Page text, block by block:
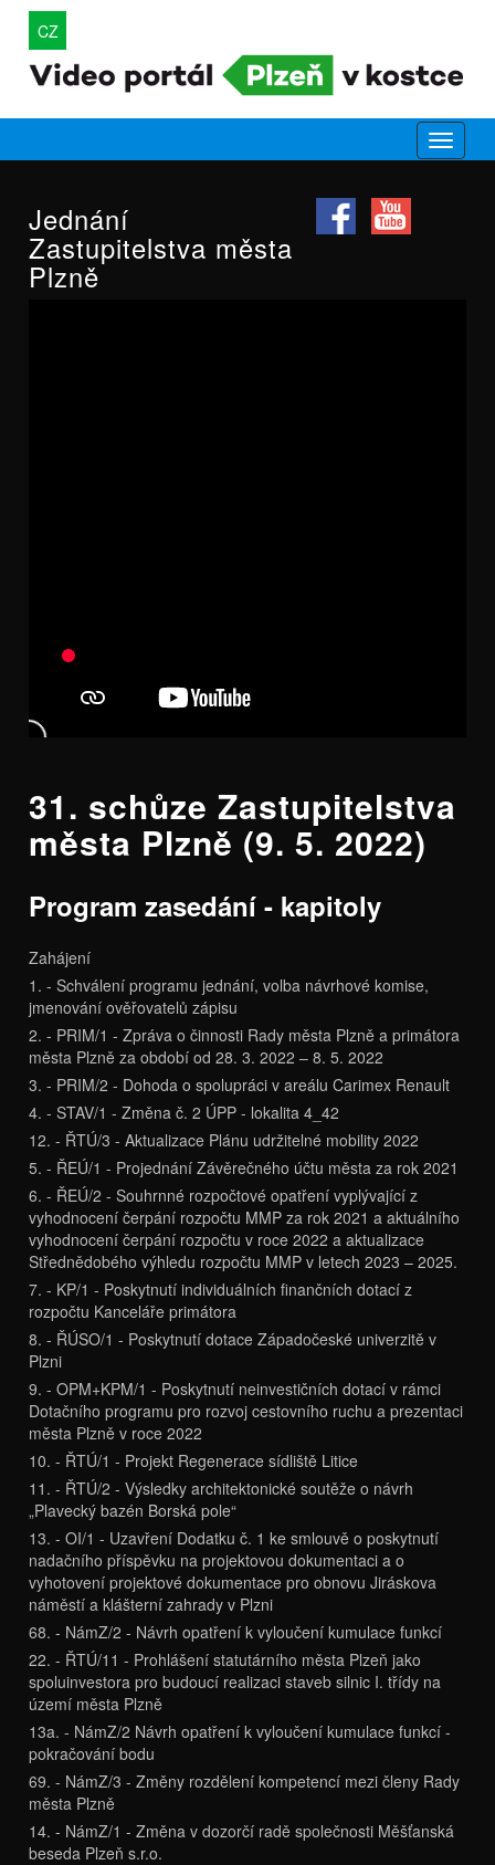
CZ
Jednání
Zastupitelstva města
Plzně
31. schůze Zastupitelstva
města Plzně (9. 5. 2022)
Program zasedání - kapitoly
Zahájení
1. - Schválení programu jednání, volba návrhové komise,
jmenování ověřovatelů zápisu
2. - PRIM/1 - Zpráva o činnosti Rady města Plzně a primátora
města Plzně za období od 28. 3. 2022 – 8. 5. 2022
3. - PRIM/2 - Dohoda o spolupráci v areálu Carimex Renault
4. - STAV/1 - Změna č. 2 ÚPP - lokalita 4_42
12. - ŘTÚ/3 - Aktualizace Plánu udržitelné mobility 2022
5. - ŘEÚ/1 - Projednání Závěrečného účtu města za rok 2021
6. - ŘEÚ/2 - Souhrnné rozpočtové opatření vyplývající z
vyhodnocení čerpání rozpočtu MMP za rok 2021 a aktuálního
vyhodnocení čerpání rozpočtu v roce 2022 a aktualizace
Střednědobého výhledu rozpočtu MMP v letech 2023 – 2025.
7. - KP/1 - Poskytnutí individuálních finančních dotací z
rozpočtu Kanceláře primátora
8. - ŘÚSO/1 - Poskytnutí dotace Západočeské univerzitě v
Plzni
9. - OPM+KPM/1 - Poskytnutí neinvestičních dotací v rámci
Dotačního programu pro rozvoj cestovního ruchu a prezentaci
města Plzně v roce 2022
10. - ŘTÚ/1 - Projekt Regenerace sídliště Litice
11. - ŘTÚ/2 - Výsledky architektonické soutěže o návrh
„Plavecký bazén Borská pole“
13. - OI/1 - Uzavření Dodatku č. 1 ke smlouvě o poskytnutí
nadačního příspěvku na projektovou dokumentaci a o
vyhotovení projektové dokumentace pro obnovu Jiráskova
náměstí a klášterní zahrady v Plzni
68. - NámZ/2 - Návrh opatření k vyloučení kumulace funkcí
22. - ŘTÚ/11 - Prohlášení statutárního města Plzeň jako
spoluinvestora pro budoucí realizaci staveb silnic I. třídy na
území města Plzně
13a. - NámZ/2 Návrh opatření k vyloučení kumulace funkcí -
pokračování bodu
69. - NámZ/3 - Změny rozdělení kompetencí mezi členy Rady
města Plzně
14. - NámZ/1 - Změna v dozorčí radě společnosti Měšťanská
beseda Plzeň s.r.o.